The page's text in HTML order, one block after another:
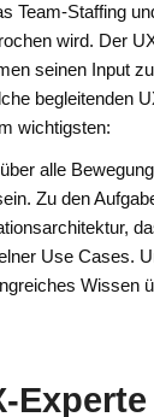
Team-Staffing
wird. Der
seinen Input
begleitenden
wichtigsten:
alle
Zu den
Use Cases.
Wissen